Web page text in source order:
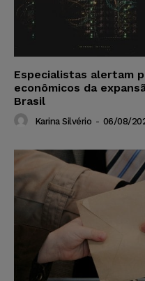
Especialistas alertam
econômicos da
Brasil
Karina Silvério - 06/08/